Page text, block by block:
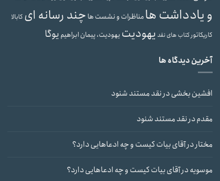
و یادداشت هامناظرات و نشست ها چند رسانه ای کابالا
کاریکاتور کتاب های نقد یهودیت یهودیت، پیمان ابراهیم یوگا
آخرین دیدگاه ها
افشین بخشیدرنقد مستند شنود
مقدمدرنقد مستند شنود
مختاردرآقای بیات کیست و چه ادعاهایی دارد؟
موسویهدرآقای بیات کیست و چه ادعاهایی دارد؟